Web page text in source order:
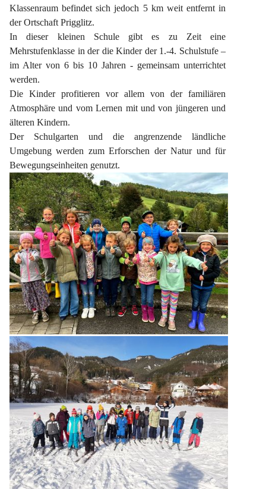
Klassenraum befindet sich jedoch 5 km weit entfernt in
der Ortschaft Prigglitz.
In dieser kleinen Schule gibt es zu Zeit eine
Mehrstufenklasse in der die Kinder der 1.-4. Schulstufe –
im Alter von 6 bis 10 Jahren - gemeinsam unterrichtet
werden.
Die Kinder profitieren vor allem von der familiären
Atmosphäre und vom Lernen mit und von jüngeren und
älteren Kindern.
Der Schulgarten und die angrenzende ländliche
Umgebung werden zum Erforschen der Natur und für
Bewegungseinheiten genutzt.